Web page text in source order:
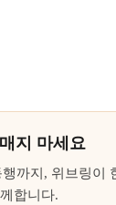
지 마세요
행까지, 위브링이
합니다.